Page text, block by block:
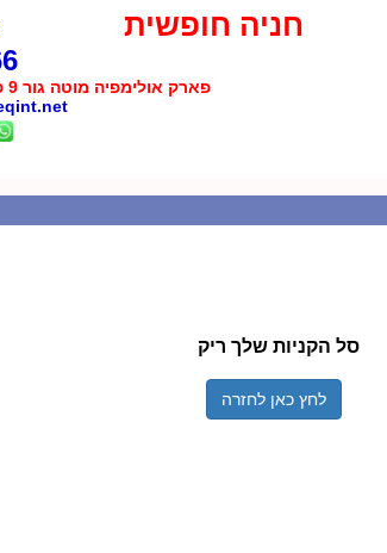
חניה חופשית
פארק אולימפיה מוטה גור 9 פ"ת בנין B מאחור
סל הקניות שלך ריק
לחץ כאן לחזרה